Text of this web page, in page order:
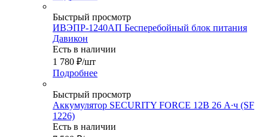
Быстрый просмотр
ИВЭПР-1240АП Бесперебойный блок питания
Давикон
Есть в наличии
1 780 ₽/шт
Подробнее
Быстрый просмотр
Аккумулятор SECURITY FORCE 12В 26 А∙ч (SF
1226)
Есть в наличии